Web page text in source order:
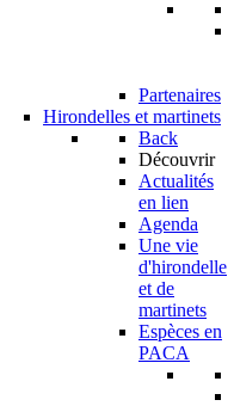
Partenaires
Hirondelles et martinets
Back
Découvrir
Actualités
en lien
Agenda
Une vie
d'hirondelle
et de
martinets
Espèces en
PACA